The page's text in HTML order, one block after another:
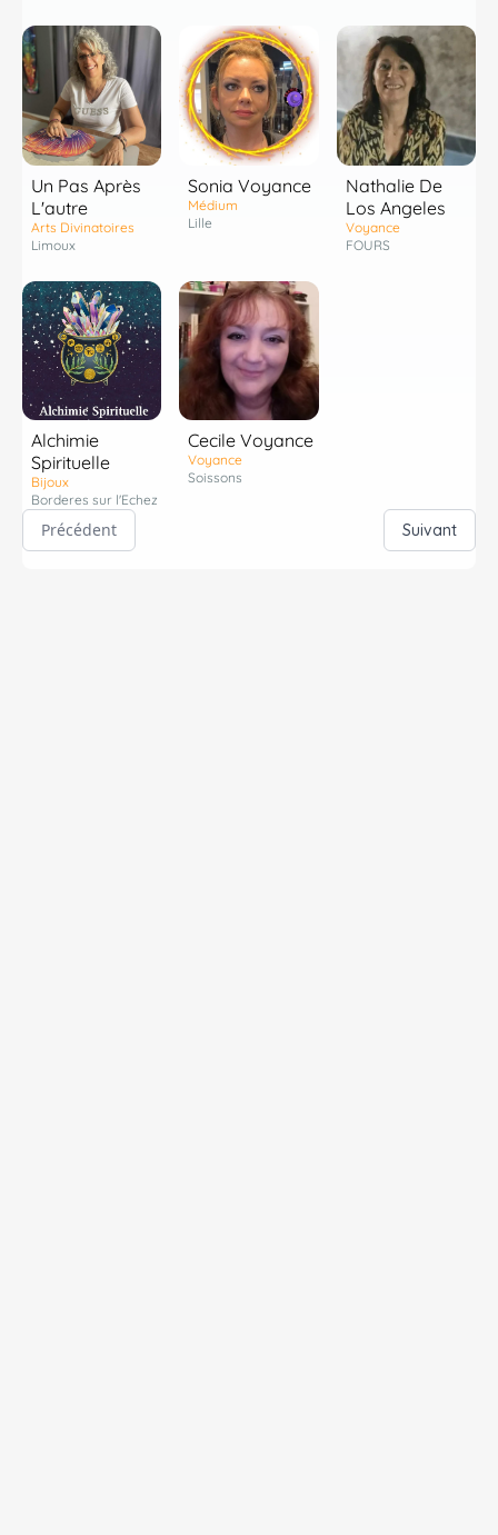
Un Pas Après
L'autre
Arts Divinatoires
Limoux
Sonia Voyance
Médium
Lille
Nathalie De
Los Angeles
Voyance
FOURS
Alchimie
Spirituelle
Bijoux
Borderes sur l'Echez
Cecile Voyance
Voyance
Soissons
Précédent Suivant